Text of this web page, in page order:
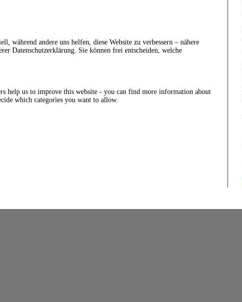
während andere uns helfen, diese Website zu verbessern – nähere
Datenschutzerklärung. Sie können frei entscheiden, welche
help us to improve this website - you can find more information about
which categories you want to allow.